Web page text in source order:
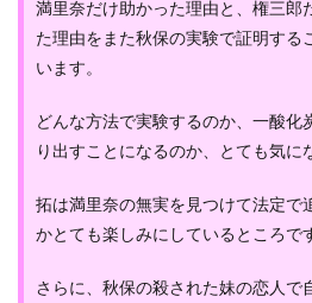
満里奈だけ助かった理由と、権三郎
た理由をまた秋保の実験で証明する
います。
どんな方法で実験するのか、一酸化
り出すことになるのか、とても気に
拓は満里奈の無実を見つけて法定で
かとても楽しみにしているところで
さらに、秋保の殺された妹の恋人で